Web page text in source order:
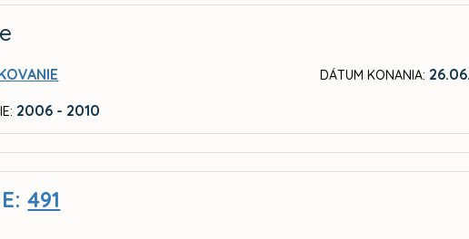
2006 - 2010
DÁTUM KONANIA:
491